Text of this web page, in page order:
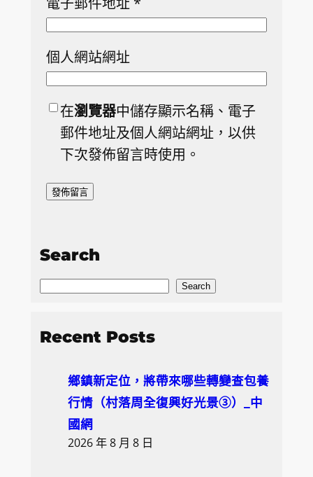
個人網站網址
在瀏覽器中儲存顯示名稱、電子
郵件地址及個人網站網址，以供
下次發佈留言時使用。
Search
S
a
Search
Recent Posts
鄉鎮新定位，將帶來哪些轉變查包養
行情（村落周全復興好光景③）_中
國網
2026 年 8 月 8 日